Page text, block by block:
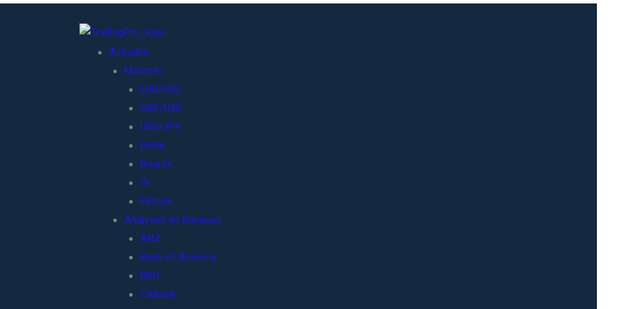
Actualité
Marchés
EUR/USD
GBP/USD
USD/JPY
Dollar
Bourse
Or
Pétrole
Analyses de Banques
ANZ
Bank of America
BBH
Citibank